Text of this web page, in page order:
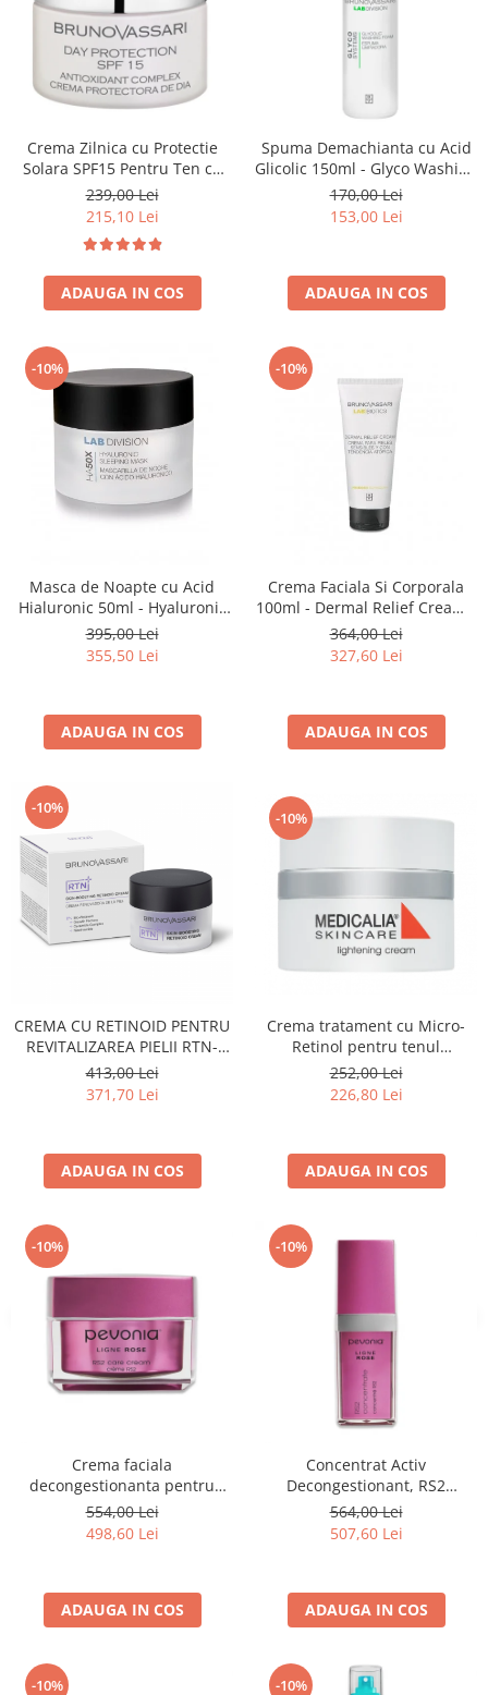
Crema Zilnica cu Protectie
Solara SPF15 Pentru Ten cu
Probleme Pigmentare 50 ml -
White Day Protection Spf 15 -
239,00 Lei
215,10 Lei
ADAUGA IN COS
Spuma Demachianta cu Acid
Glicolic 150ml - Glyco Washing
Foam - Bruno Vassari
170,00 Lei
153,00 Lei
ADAUGA IN COS
-10%
Masca de Noapte cu Acid
Hialuronic 50ml - Hyaluronic
Sleeping Mask - Bruno Vassari
395,00 Lei
355,50 Lei
ADAUGA IN COS
-10%
Crema Faciala Si Corporala
100ml - Dermal Relief Cream -
Bruno Vassari
364,00 Lei
327,60 Lei
ADAUGA IN COS
-10%
CREMA CU RETINOID PENTRU
REVITALIZAREA PIELII RTN-
SKIN BOOSTING RETINOID
CREAM 50ML
413,00 Lei
371,70 Lei
ADAUGA IN COS
-10%
Crema tratament cu Micro-
Retinol pentru tenul
hiperpigmentat, Lightening
Cream - 50 ml
252,00 Lei
226,80 Lei
ADAUGA IN COS
-10%
Crema faciala
decongestionanta pentru
tenul cuperozic, RS2 Care
Cream - 50ml
554,00 Lei
498,60 Lei
ADAUGA IN COS
-10%
Concentrat Activ
Decongestionant, RS2
Concentrate - 30ml
564,00 Lei
507,60 Lei
ADAUGA IN COS
-10% -10%